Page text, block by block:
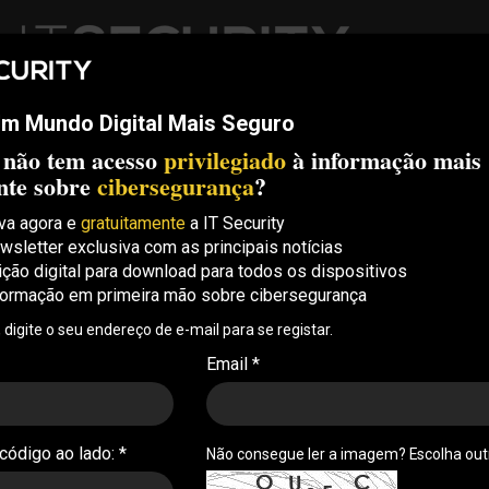
Threats Compliance Opinion
Conference Lisboa: 8 de Outubro 2026 ✔️ Inscrições
em PME é
dados e credenciais
em pequenas e médias empresas foram
obter dados e credenciais, revela o Sophos
Mundo Digital Mais Seguro
tem acessoprivilegiadoà informação mais
sobrecibersegurança?
agora e gratuitamente a IT Security
exclusiva com as principais notícias
digital para download para todos os dispositivos
em primeira mão sobre cibersegurança
digite o seu endereço de e-mail para se registar.
Email *
ao lado: * Não consegue ler a imagem? Escolha